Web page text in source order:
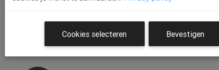
Cookies selecteren Bevestigen